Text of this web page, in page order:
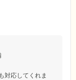
ちろんのこと、そ
に合わせたきめ細
対応してくれま